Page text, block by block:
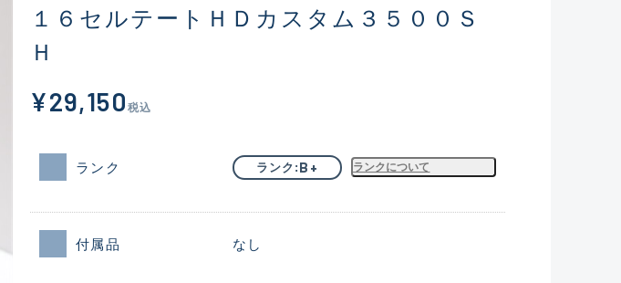
１６セルテートＨＤカスタム３５００Ｓ
Ｈ
¥29,150 税込
ランク ランク B+ ランクについて
付属品 なし